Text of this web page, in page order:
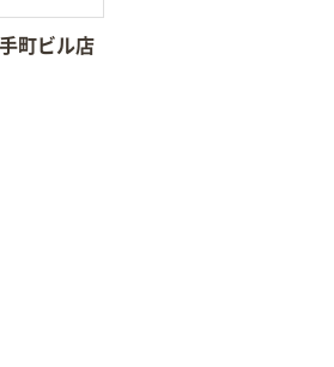
町ビル店